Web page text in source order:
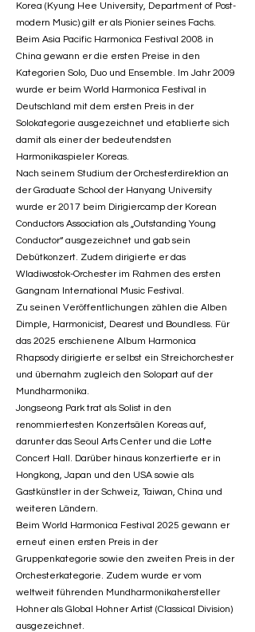
Korea (Kyung Hee University, Department of Post-
modern Music) gilt er als Pionier seines Fachs.
Beim Asia Pacific Harmonica Festival 2008 in
China gewann er die ersten Preise in den
Kategorien Solo, Duo und Ensemble. Im Jahr 2009
wurde er beim World Harmonica Festival in
Deutschland mit dem ersten Preis in der
Solokategorie ausgezeichnet und etablierte sich
damit als einer der bedeutendsten
Harmonikaspieler Koreas.
Nach seinem Studium der Orchesterdirektion an
der Graduate School der Hanyang University
wurde er 2017 beim Dirigiercamp der Korean
Conductors Association als „Outstanding Young
Conductor“ ausgezeichnet und gab sein
Debütkonzert. Zudem dirigierte er das
Wladiwostok-Orchester im Rahmen des ersten
Gangnam International Music Festival.
Zu seinen Veröffentlichungen zählen die Alben
Dimple, Harmonicist, Dearest und Boundless. Für
das 2025 erschienene Album Harmonica
Rhapsody dirigierte er selbst ein Streichorchester
und übernahm zugleich den Solopart auf der
Mundharmonika.
Jongseong Park trat als Solist in den
renommiertesten Konzertsälen Koreas auf,
darunter das Seoul Arts Center und die Lotte
Concert Hall. Darüber hinaus konzertierte er in
Hongkong, Japan und den USA sowie als
Gastkünstler in der Schweiz, Taiwan, China und
weiteren Ländern.
Beim World Harmonica Festival 2025 gewann er
erneut einen ersten Preis in der
Gruppenkategorie sowie den zweiten Preis in der
Orchesterkategorie. Zudem wurde er vom
weltweit führenden Mundharmonikahersteller
Hohner als Global Hohner Artist (Classical Division)
ausgezeichnet.